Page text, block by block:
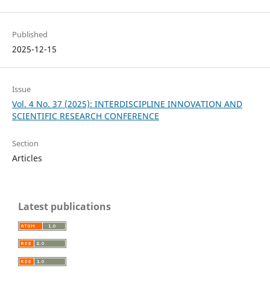
Published
2025-12-15
Issue
Vol. 4 No. 37 (2025): INTERDISCIPLINE INNOVATION AND
SCIENTIFIC RESEARCH CONFERENCE
Section
Articles
Latest publications